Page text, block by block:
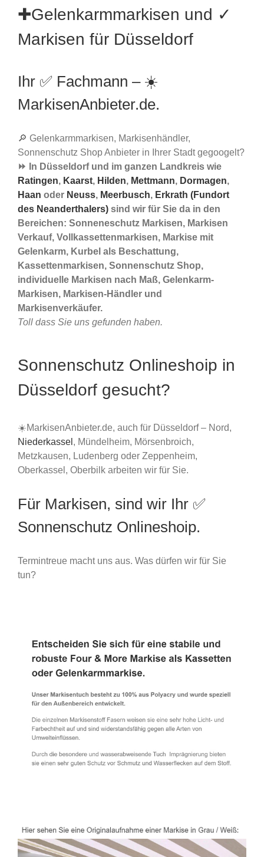
✚Gelenkarmmarkisen und ✓
Markisen für Düsseldorf
Ihr ✅ Fachmann – ☀️
MarkisenAnbieter.de.
🔎 Gelenkarmmarkisen, Markisenhändler,
Sonnenschutz Shop Anbieter in Ihrer Stadt gegoogelt?
⏩ In Düsseldorf und im ganzen Landkreis wie
Ratingen, Kaarst, Hilden, Mettmann, Dormagen,
Haan oder Neuss, Meerbusch, Erkrath (Fundort
des Neanderthalers) sind wir für Sie da in den
Bereichen: Sonneneschutz Markisen, Markisen
Verkauf, Vollkassettenmarkisen, Markise mit
Gelenkarm, Kurbel als Beschattung,
Kassettenmarkisen, Sonnenschutz Shop,
individuelle Markisen nach Maß, Gelenkarm-
Markisen, Markisen-Händler und
Markisenverkäufer.
Toll dass Sie uns gefunden haben.
Sonnenschutz Onlineshoip in
Düsseldorf gesucht?
☀️MarkisenAnbieter.de, auch für Düsseldorf – Nord,
Niederkassel , Mündelheim, Mörsenbroich,
Metzkausen, Ludenberg oder Zeppenheim,
Oberkassel, Oberbilk arbeiten wir für Sie.
Für Markisen, sind wir Ihr ✅
Sonnenschutz Onlineshoip.
Termintreue macht uns aus. Was dürfen wir für Sie
tun?